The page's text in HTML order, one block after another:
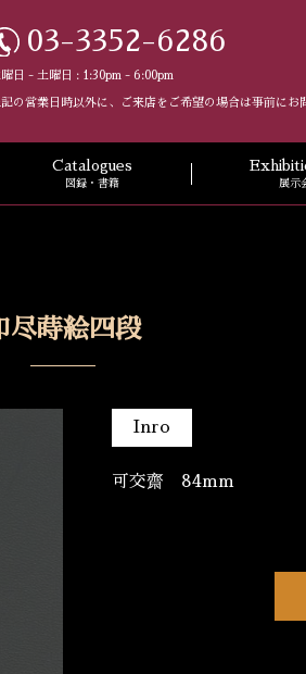
03-3352-6286
日 - 土曜日 : 1:30pm - 6:00pm
記の営業日時以外に、ご来店をご希望の場合は事前にお
Catalogues
図録・書籍 展示
尽蒔絵四段
Inro
可交齋 84mm